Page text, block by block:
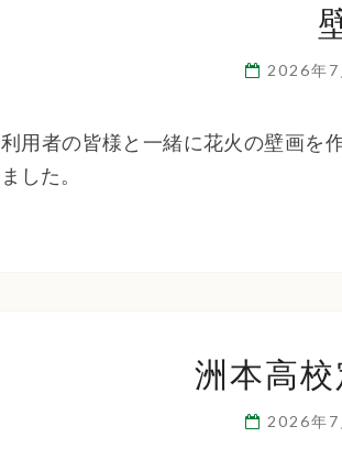
2026年
利用者の皆様と一緒に花火の壁画を
ました。
洲本高
2026年